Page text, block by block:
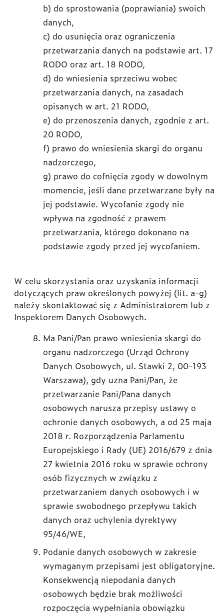
b) do sprostowania (poprawiania) swoich
danych,
c) do usunięcia oraz ograniczenia
przetwarzania danych na podstawie art. 17
RODO oraz art. 18 RODO,
d) do wniesienia sprzeciwu wobec
przetwarzania danych, na zasadach
opisanych w art. 21 RODO,
e) do przenoszenia danych, zgodnie z art.
20 RODO,
f) prawo do wniesienia skargi do organu
nadzorczego,
g) prawo do cofnięcia zgody w dowolnym
momencie, jeśli dane przetwarzane były na
jej podstawie. Wycofanie zgody nie
wpływa na zgodność z prawem
przetwarzania, którego dokonano na
podstawie zgody przed jej wycofaniem.
W celu skorzystania oraz uzyskania informacji
dotyczących praw określonych powyżej (lit. a-g)
należy skontaktować się z Administratorem lub z
Inspektorem Danych Osobowych.
Ma Pani/Pan prawo wniesienia skargi do
organu nadzorczego (Urząd Ochrony
Danych Osobowych, ul. Stawki 2, 00-193
Warszawa), gdy uzna Pani/Pan, że
przetwarzanie Pani/Pana danych
osobowych narusza przepisy ustawy o
ochronie danych osobowych, a od 25 maja
2018 r. Rozporządzenia Parlamentu
Europejskiego i Rady (UE) 2016/679 z dnia
27 kwietnia 2016 roku w sprawie ochrony
osób fizycznych w związku z
przetwarzaniem danych osobowych i w
sprawie swobodnego przepływu takich
danych oraz uchylenia dyrektywy
95/46/WE,
Podanie danych osobowych w zakresie
wymaganym przepisami jest obligatoryjne.
Konsekwencją niepodania danych
osobowych będzie brak możliwości
rozpoczęcia wypełniania obowiązku